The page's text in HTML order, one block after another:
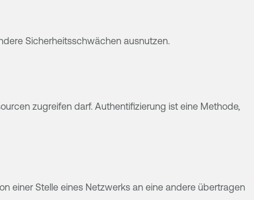
Sicherheitsschwächen ausnutzen.
zugreifen darf. Authentifizierung ist eine Methode,
einer Stelle eines Netzwerks an eine andere übertragen